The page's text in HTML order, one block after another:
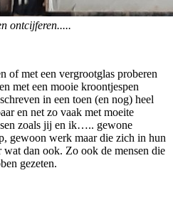
ontcijferen.....
of met een vergrootglas proberen
met een mooie kroontjespen
in een toen (en nog) heel
en net zo vaak met moeite
zoals jij en ik….. gewone
gewoon werk maar die zich in hun
dan ook. Zo ook de mensen die
gezeten.